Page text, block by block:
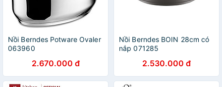
Nồi Berndes Potware Ovaler
063960
2.670.000 đ
Nồi Berndes BOIN 28cm có
nắp 071285
2.530.000 đ